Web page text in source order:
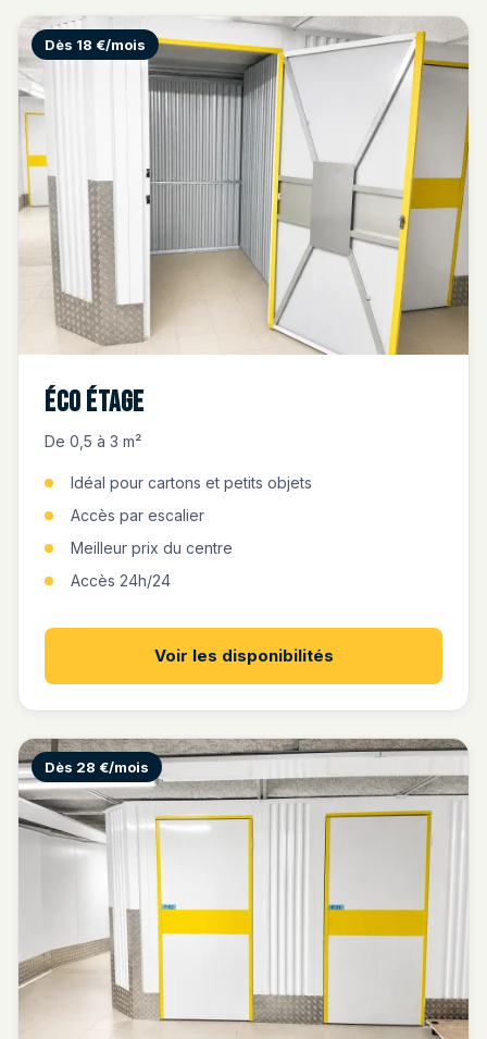
Dès 18 €/mois
Éco Étage
De 0,5 à 3 m²
Idéal pour cartons et petits objets
Accès par escalier
Meilleur prix du centre
Accès 24h/24
Voir les disponibilités
Dès 28 €/mois